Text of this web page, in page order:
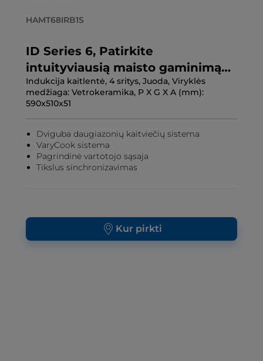
HAMT68IRB1S
ID Series 6, Patirkite
intuityviausią maisto gaminimą
Kaitlentės
Indukcija kaitlentė, 4 sritys, Juoda, Viryklės
medžiaga: Vetrokeramika, P X G X A (mm):
590x510x51
Dviguba daugiazonių kaitviečių sistema
VaryCook sistema
Pagrindinė vartotojo sąsaja
Tikslus sinchronizavimas
Kur pirkti